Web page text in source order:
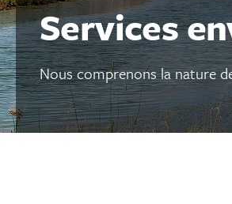
Services
Nous comprenons la nature